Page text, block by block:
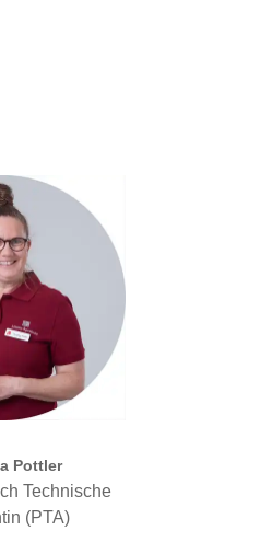
Pottler
Technische
(PTA)